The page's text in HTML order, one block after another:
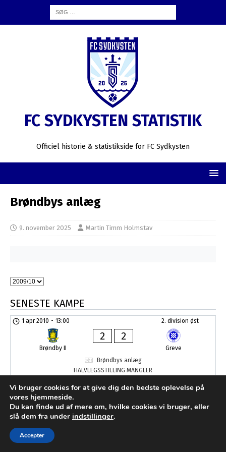
FC SYDKYSTEN STATISTIK
Officiel historie & statistikside for FC Sydkysten
Brøndbys anlæg
9. november 2025 Martin Timm Holmstav
SENESTE KAMPE
2. division øst
1 apr 2010 - 13:00
Brøndby II
2 2
Greve
Brøndbys anlæg
HALVLEGSSTILLING MANGLER
Udviklet af MTH Design for FC Sydkysten Statistik
Vi bruger cookies for at give dig den bedste oplevelse på
vores hjemmeside.
Du kan finde ud af mere om, hvilke cookies vi bruger, eller
slå dem fra under indstillinger.
Accepter